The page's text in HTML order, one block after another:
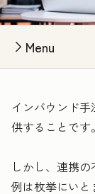
Menu
インバウンド
供することです。
しかし、連携
例は枚挙にい